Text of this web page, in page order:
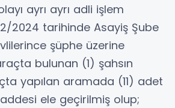
ayrı ayrı adli işlem
2024 tarihinde Asayiş Şube
şüphe üzerine
bulunan (1) şahsın
yapılan aramada (11) adet
ele geçirilmiş olup;